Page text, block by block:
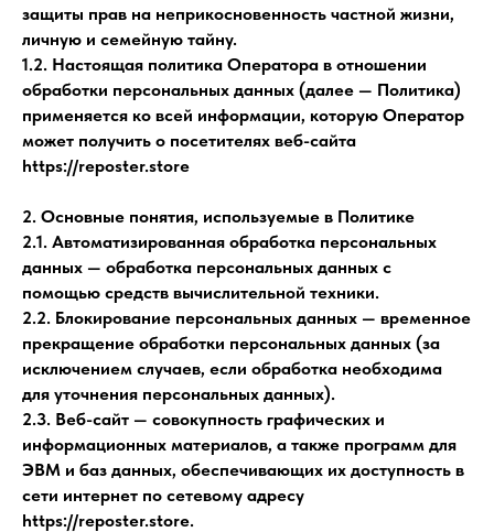
защиты прав на неприкосновенность частной жизни,
личную и семейную тайну.
1.2. Настоящая политика Оператора в отношении
обработки персональных данных (далее — Политика)
применяется ко всей информации, которую Оператор
может получить о посетителях веб-сайта
https://reposter.store
2. Основные понятия, используемые в Политике
2.1. Автоматизированная обработка персональных
данных — обработка персональных данных с
помощью средств вычислительной техники.
2.2. Блокирование персональных данных — временное
прекращение обработки персональных данных (за
исключением случаев, если обработка необходима
для уточнения персональных данных).
2.3. Веб-сайт — совокупность графических и
информационных материалов, а также программ для
ЭВМ и баз данных, обеспечивающих их доступность в
сети интернет по сетевому адресу
https://reposter.store.